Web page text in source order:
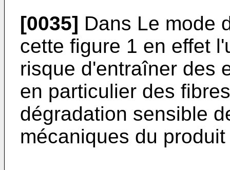
[0035] Dans Le mode
cette figure 1 en effet
risque d'entraîner des
en particulier des
dégradation sensible
mécaniques du